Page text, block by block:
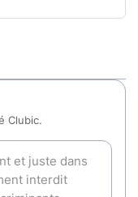
Clubic.